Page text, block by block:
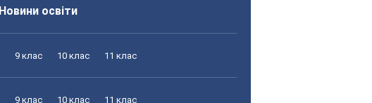
Новини освіти
9 клас 10 клас 11 клас
9 клас 10 клас 11 клас